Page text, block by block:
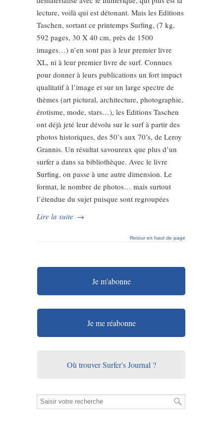
lecture, voilà qui est détonant. Mais les Editions
Taschen, sortant ce printemps Surfing, (7 kg,
592 pages, 30 X 40 cm, près de 1500
images…) n’en sont pas à leur premier livre
XL, ni à leur premier livre de surf. Connues
pour donner à leurs publications un fort impact
qualitatif à l’image et sur un large spectre de
thèmes (art pictural, architecture, photographie,
érotisme, mode, stars…), les Editions Taschen
ont déjà jeté leur dévolu sur le surf à partir des
photos historiques, des 50’s aux 70’s, de Leroy
Grannis. Un résultat savoureux que plus d’un
surfer a dans sa bibliothèque. Avec le livre
Surfing, on passe à une autre dimension. Le
format, le nombre de photos… mais surtout
l’étendue du sujet puisque sont regroupées
Lire la suite →
Retour en haut de page
Je m'abonne
Je me réabonne
Où trouver Surfer's Journal ?